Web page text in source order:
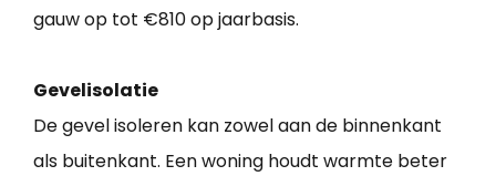
gauw op tot €810 op jaarbasis.
Gevelisolatie
De gevel isoleren kan zowel aan de binnenkant
als buitenkant. Een woning houdt warmte beter